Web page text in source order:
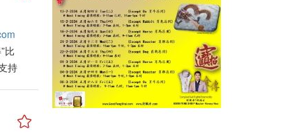
的
可
然
到
在
波
老
比
持